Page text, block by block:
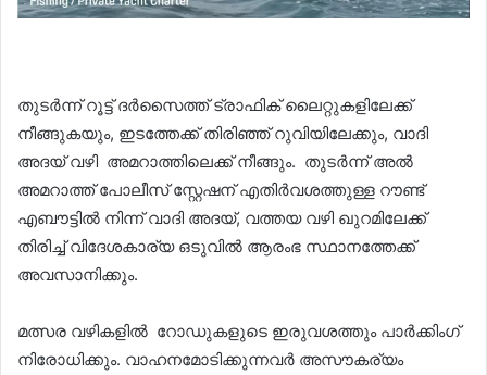
തുടർന്ന് റൂട്ട് ദർസൈത്ത് ട്രാഫിക് ലൈറ്റുകളിലേക്ക്
നീങ്ങുകയും, ഇടത്തേക്ക് തിരിഞ്ഞ് റുവിയിലേക്കും, വാദി
അദയ് വഴി അമറാത്തിലെക്ക് നീങ്ങും. തുടർന്ന് അൽ
അമറാത്ത് പോലീസ് സ്റ്റേഷന് എതിർവശത്തുള്ള റൗണ്ട്
എബൗട്ടിൽ നിന്ന് വാദി അദയ്, വത്തയ വഴി ഖുറമിലേക്ക്
തിരിച്ച് വിദേശകാര്യ ഒടുവിൽ ആരംഭ സ്ഥാനത്തേക്ക്
അവസാനിക്കും.
മത്സര വഴികളിൽ റോഡുകളുടെ ഇരുവശത്തും പാർക്കിംഗ്
നിരോധിക്കും. വാഹനമോടിക്കുന്നവർ അസൗകര്യം